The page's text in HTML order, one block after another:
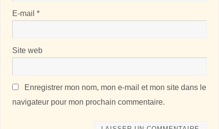
E-mail*
Site web
Enregistrer mon nom, mon e-mail et mon site dans le
navigateur pour mon prochain commentaire.